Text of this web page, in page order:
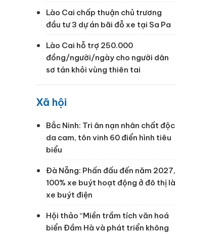
Lào Cai chấp thuận chủ trương
đầu tư 3 dự án bãi đỗ xe tại Sa Pa
Lào Cai hỗ trợ 250.000
đồng/người/ngày cho người dân
sơ tán khỏi vùng thiên tai
Xã hội
Bắc Ninh: Tri ân nạn nhân chất độc
da cam, tôn vinh 60 điển hình tiêu
biểu
Đà Nẵng: Phấn đấu đến năm 2027,
100% xe buýt hoạt động ở đô thị là
xe buýt điện
Hội thảo “Miền trầm tích văn hoá
biển Đầm Hà và phát triển không